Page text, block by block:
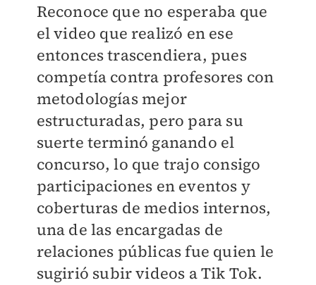
Reconoce que no esperaba que
el video que realizó en ese
entonces trascendiera, pues
competía contra profesores con
metodologías mejor
estructuradas, pero para su
suerte terminó ganando el
concurso, lo que trajo consigo
participaciones en eventos y
coberturas de medios internos,
una de las encargadas de
relaciones públicas fue quien le
sugirió subir videos a Tik Tok.